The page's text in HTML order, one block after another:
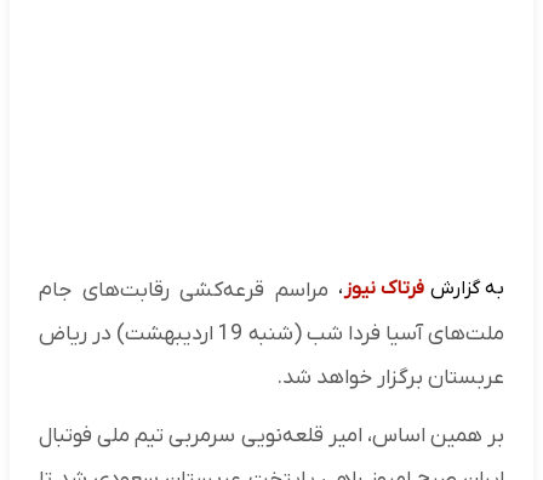
به گزارش فرتاک نیوز ، مراسم قرعه‌کشی رقابت‌های جام
ملت‌های آسیا فردا شب (شنبه 19 اردیبهشت) در ریاض
عربستان برگزار خواهد شد.
بر همین اساس، امیر قلعه‌نویی سرمربی تیم ملی فوتبال